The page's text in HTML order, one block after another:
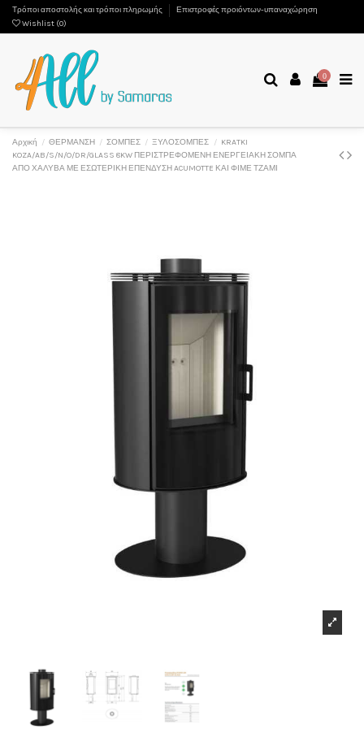
Τρόποι αποστολής και τρόποι πληρωμής
Επιστροφές προιόντων-υπαναχώρηση
Wishlist (0)
0
Αρχική ΘΕΡΜΑΝΣΗ ΣΟΜΠΕΣ ΞΥΛΟΣΟΜΠΕΣ
KRATKI
KOZA/AB/S/N/O/DR/GLASS 8KW ΠΕΡΙΣΤΡΕΦΟΜΕΝΗ ΕΝΕΡΓΕΙΑΚΗ ΣΟΜΠΑ
ΑΠΟ ΧΑΛΥΒΑ ΜΕ ΕΣΩΤΕΡΙΚΗ ΕΠΕΝΔΥΣΗ ACUMOTTE ΚΑΙ ΦΙΜΕ ΤΖΑΜΙ